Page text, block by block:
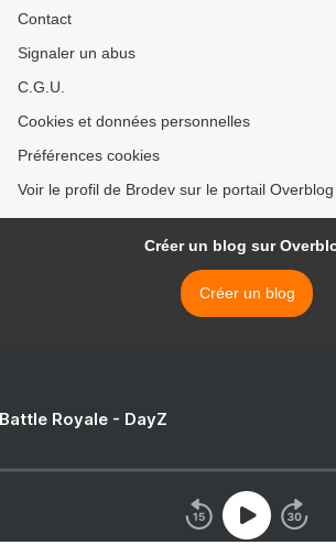
Contact
Signaler un abus
C.G.U.
Cookies et données personnelles
Préférences cookies
Voir le profil de Brodev sur le portail Overblog
Créer un blog sur
Créer un blog
Royale - DayZ